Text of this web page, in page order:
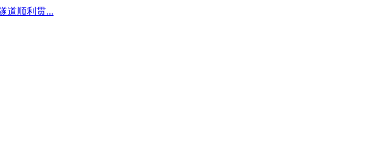
道顺利贯...